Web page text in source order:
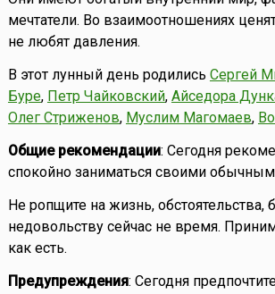
мечтатели. Во взаимоотношениях
не любят давления.
В этот лунный день родились Сергей
Буре, Петр Чайковский, Айседора
Олег Стриженов, Муслим Магомаев,
Общие рекомендации: Сегодня
спокойно заниматься своими
Не ропщите на жизнь,
недовольству сейчас не время.
как есть.
Предупреждения: Сегодня